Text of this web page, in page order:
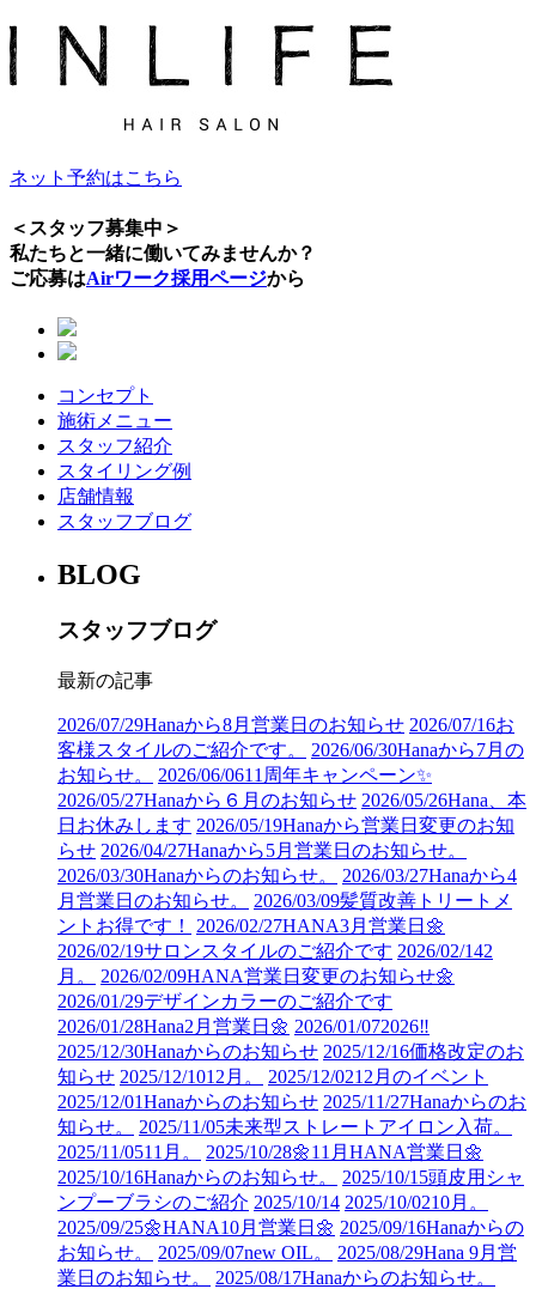
ネット予約はこちら
＜スタッフ募集中＞
私たちと一緒に働いてみませんか？
ご応募はAirワーク採用ページから
コンセプト
施術メニュー
スタッフ紹介
スタイリング例
店舗情報
スタッフブログ
BLOG
スタッフブログ
最新の記事
2026/07/29Hanaから8月営業日のお知らせ 2026/07/16お
客様スタイルのご紹介です。
2026/06/30Hanaから7月の
お知らせ。
2026/06/0611周年キャンペーン✨
2026/05/27Hanaから６月のお知らせ 2026/05/26Hana、本
日お休みします 2026/05/19Hanaから営業日変更のお知
らせ 2026/04/27Hanaから5月営業日のお知らせ。
2026/03/30Hanaからのお知らせ。 2026/03/27Hanaから4
月営業日のお知らせ。
2026/03/09髪質改善トリートメ
ントお得です！
2026/02/27HANA3月営業日🌼
2026/02/19サロンスタイルのご紹介です 2026/02/142
月。
2026/02/09HANA営業日変更のお知らせ🌼
2026/01/29デザインカラーのご紹介です
2026/01/28Hana2月営業日🌼 2026/01/072026‼︎
2025/12/30Hanaからのお知らせ 2025/12/16価格改定のお
知らせ 2025/12/1012月。 2025/12/0212月のイベント
2025/12/01Hanaからのお知らせ 2025/11/27Hanaからのお
知らせ。
2025/11/05未来型ストレートアイロン入荷。
2025/11/0511月。 2025/10/28🌼11月HANA営業日🌼
2025/10/16Hanaからのお知らせ。 2025/10/15頭皮用シャ
ンプーブラシのご紹介 2025/10/14 2025/10/0210月。
2025/09/25🌼HANA10月営業日🌼 2025/09/16Hanaからの
お知らせ。
2025/09/07new OIL。 2025/08/29Hana 9月営
業日のお知らせ。
2025/08/17Hanaからのお知らせ。